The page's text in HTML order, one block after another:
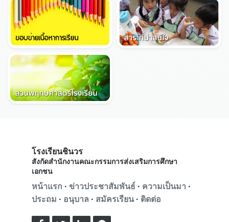
โรงเรียนชินวร
สังกัดสำนักงานคณะกรรมการส่งเสริมการศึกษา
เอกชน
หน้าแรก · ข่าวประชาสัมพันธ์ · ความเป็นมา ·
ประถม · อนุบาล · สมัครเรียน · ติดต่อ